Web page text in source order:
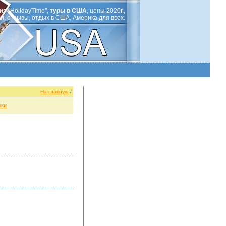
"HolidayTime", туры в США, цены 2020г.,
отзывы, отдых в США, Америка для всех.
На главную /